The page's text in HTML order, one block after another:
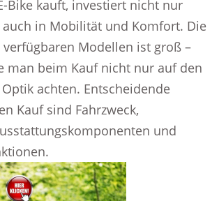
Bike kauft, investiert nicht nur
auch in Mobilität und Komfort. Die
Modellen ist groß –
man beim Kauf nicht nur auf den
achten. Entscheidende
Kauf sind Fahrzweck,
und